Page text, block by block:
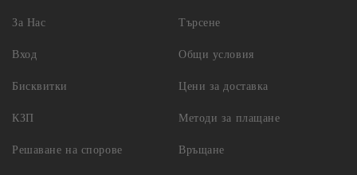
За Нас
Вход
Търсене
Общи условия
Бисквитки
КЗП
Решаване на спорове
Цени за доставка
Методи за плащане
Връщане